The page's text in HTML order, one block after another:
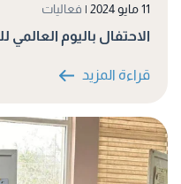
11 مايو 2024 | فعاليات
الاحتفال باليوم العالمي
قراءة المزيد